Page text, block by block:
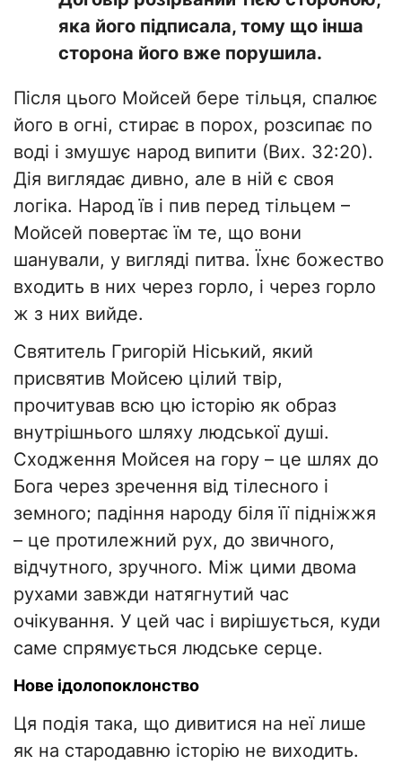
яка його підписала, тому що інша
сторона його вже порушила.
Після цього Мойсей бере тільця, спалює
його в огні, стирає в порох, розсипає по
воді і змушує народ випити (Вих. 32:20).
Дія виглядає дивно, але в ній є своя
логіка. Народ їв і пив перед тільцем –
Мойсей повертає їм те, що вони
шанували, у вигляді питва. Їхнє божество
входить в них через горло, і через горло
ж з них вийде.
Святитель Григорій Ніський, який
присвятив Мойсею цілий твір,
прочитував всю цю історію як образ
внутрішнього шляху людської душі.
Сходження Мойсея на гору – це шлях до
Бога через зречення від тілесного і
земного; падіння народу біля її підніжжя
– це протилежний рух, до звичного,
відчутного, зручного. Між цими двома
рухами завжди натягнутий час
очікування. У цей час і вирішується, куди
саме спрямується людське серце.
Нове ідолопоклонство
Ця подія така, що дивитися на неї лише
як на стародавню історію не виходить.